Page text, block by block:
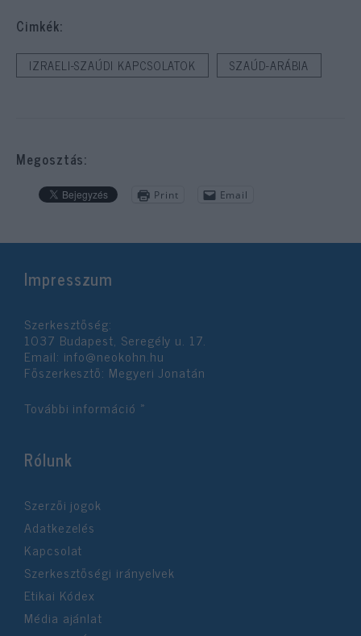
Cimkék:
IZRAELI-SZAÚDI KAPCSOLATOK SZAÚD-ARÁBIA
Megosztás:
Print Email
Impresszum
Szerkesztőség:
1037 Budapest, Seregély u. 17.
Email: info@neokohn.hu
Főszerkesztő: Megyeri Jonatán
További információ »
Rólunk
Szerzői jogok
Adatkezelés
Kapcsolat
Szerkesztőségi irányelvek
Etikai Kódex
Média ajánlat